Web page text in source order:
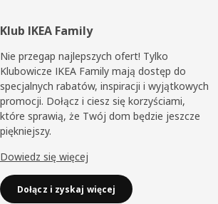
Stopka
Klub IKEA Family
Nie przegap najlepszych ofert! Tylko
Klubowicze IKEA Family mają dostęp do
specjalnych rabatów, inspiracji i wyjątkowych
promocji. Dołącz i ciesz się korzyściami,
które sprawią, że Twój dom będzie jeszcze
piękniejszy.
Dowiedz się więcej
Dołącz i zyskaj więcej